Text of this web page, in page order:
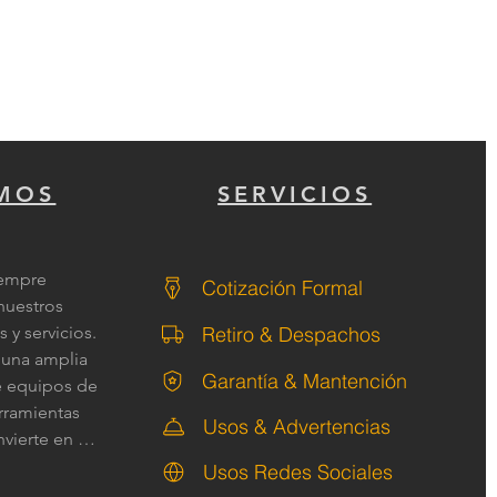
y servicios.
amplia
equipos de
en
SERVICIOS
Cotización Formal
Retiro & Despachos
Garantía & Mantención
Usos & Advertencias
Usos Redes Sociales